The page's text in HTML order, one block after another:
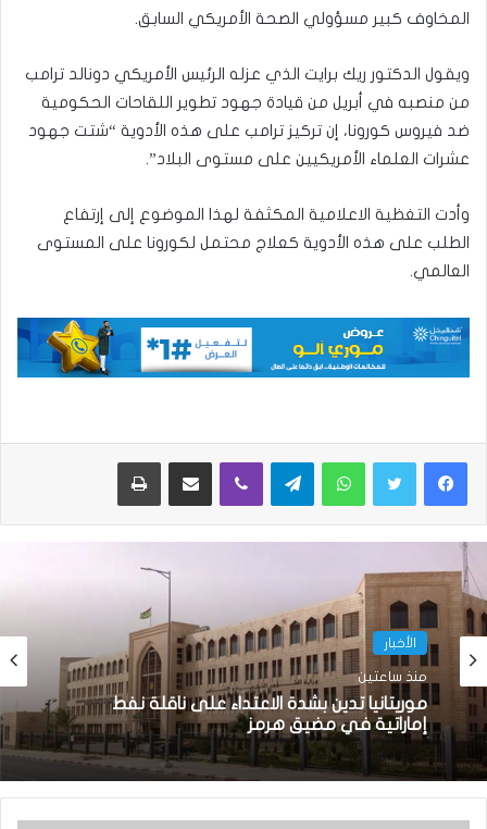
المخاوف كبير مسؤولي الصحة الأمريكي السابق.
ويقول الدكتور ريك برايت الذي عزله الرئيس الأمريكي دونالد ترامب
من منصبه في أبريل من قيادة جهود تطوير اللقاحات الحكومية
ضد فيروس كورونا، إن تركيز ترامب على هذه الأدوية “شتت جهود
عشرات العلماء الأمريكيين على مستوى البلاد”.
وأدت التغظية الاعلامية المكثفة لهذا الموضوع إلى إرتفاع
الطلب على هذه الأدوية كعلاج محتمل لكورونا على المستوى
العالمي.
واتساب تيلقرام ڤايبر مشاركة عبر البريد طباعة
الأخبار
منذ ساعتين
موريتانيا تدين بشدة الاعتداء على ناقلة نفط
إماراتية في مضيق هرمز